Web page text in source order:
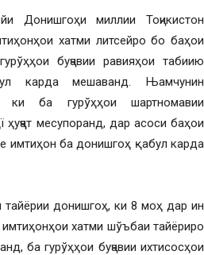
Донишгоҳи миллии Тоҷикистон
хатми литсейро бо баҳои
буҷавии равияҳои табиию
карда мешаванд. Њамчунин
ки ба гурўҳҳои шартномавии
ҳуҷҷат месупоранд, дар асоси баҳои
имтиҳон ба донишгоҳ қабул карда
донишгоҳ, ки 8 моҳ дар ин
хатми шўъбаи тайёриро
ба гурўҳҳои буҷавии ихтисосҳои